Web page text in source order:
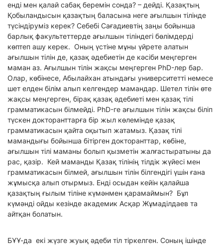
енді мен қалай сабақ беремін сонда? – дейді. Қазақтың
Қобыландысын қазақтың баласына неге ағылшын тілінде
түсіндіруміз керек? Себебі Сағадиевтің заңы бойынша
барлық факультеттерде ағылшын тіліндегі бөлімдерді
көптеп ашу керек. Оның үстіне мұны үйрете алатын
ағылшын тілін де, қазақ әдебиетін де кәсіби меңгерген
маман аз. Ағылшын тілін жақсы меңгерген PhD-лер бар.
Олар, көбінесе, Абылайхан атындағы университетті немесе
шет елден білім алып келгендер мамандар. Шетел тілін өте
жақсы меңгерген, бірақ қазақ әдебиеті мен қазақ тілі
грамматикасын білмейді. PhD-ге ағылшын тілін жақсы біліп
түскен докторанттарға бір жыл көлемінде қазақ
грамматикасын қайта оқытып жатамыз. Қазақ тілі
мамандығы бойынша бітірген докторанттар, көбіне,
ағылшын тілі маманы болып қызметін жалғастыратыны да
рас, қазір. Кей маманды Қазақ тілінің тілдік жүйесі мен
грамматикасын білмей, ағылшын тілін білгендігі үшін ғана
жұмысқа алып отырмыз. Енді осыдан кейін қалайша
қазақтың ғылым тіліне күмәнмен қарамаймын? Бұл
күмәнді ойды кезінде академик Асқар Жұмаділдаев та
айтқан болатын.
БҰҰ-да екі жүзге жуық әдеби тіл тіркелген. Соның ішінде